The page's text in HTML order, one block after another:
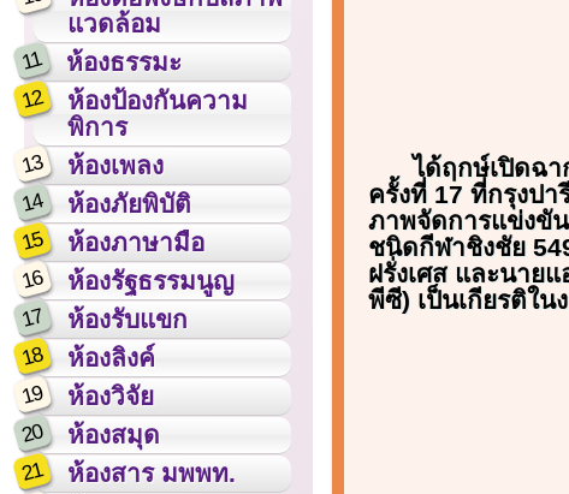
แวดล้อม
11 ห้องธรรมะ
12
ห้องป้องกันความ
พิการ
13 ห้องเพลง
14 ห้องภัยพิบัติ
15 ห้องภาษามือ
16 ห้องรัฐธรรมนูญ
17 ห้องรับแขก
18 ห้องลิงค์
19 ห้องวิจัย
20 ห้องสมุด
21 ห้องสาร มพพท.
ได้ฤกษ์เปิดฉ
ครั้งที่ 17 ที่กรุงปา
ภาพจัดการแข่งขั
ชนิดกีฬาชิงชัย
ฝรั่งเศส และนาย
พีซี) เป็นเกียรติใน